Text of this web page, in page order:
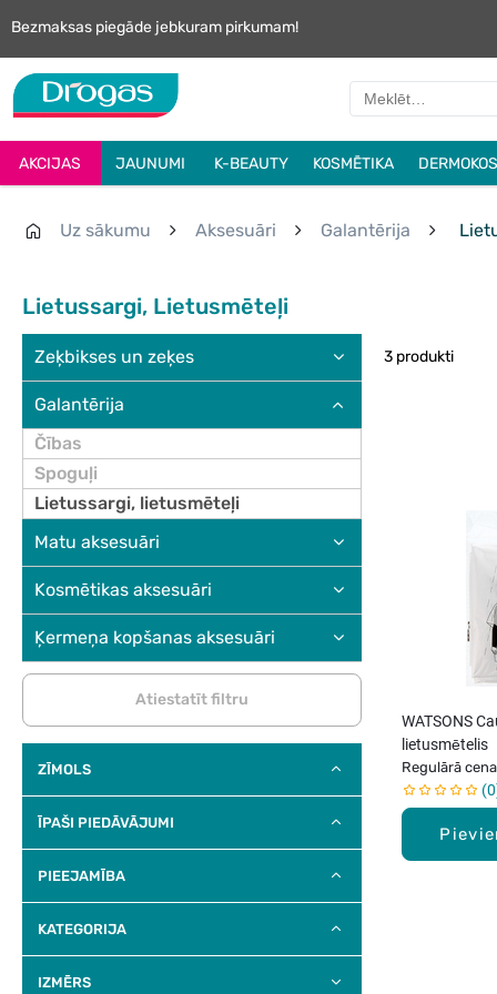
Bezmaksas piegāde jebkuram pirkumam!
AKCIJAS JAUNUMI K-BEAUTY KOSMĒTIKA
Uz sākumu Aksesuāri Galantērija
Lietussargi, Lietusmēteļi
Zeķbikses un zeķes
Galantērija
Čības
Spoguļi
Lietussargi, lietusmēteļi
Matu aksesuāri
Kosmētikas aksesuāri
Ķermeņa kopšanas aksesuāri
Atiestatīt filtru
ZĪMOLS
ĪPAŠI PIEDĀVĀJUMI
PIEEJAMĪBA
KATEGORIJA
IZMĒRS
3 produkti
WATSONS
lietusmētelis
Regulārā cena
0